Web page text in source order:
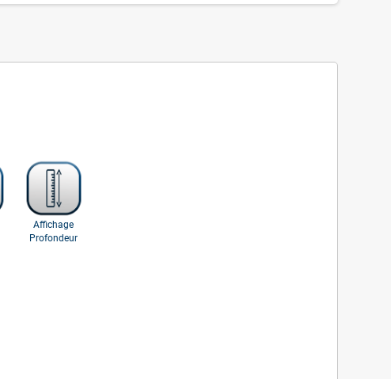
Affichage
Profondeur